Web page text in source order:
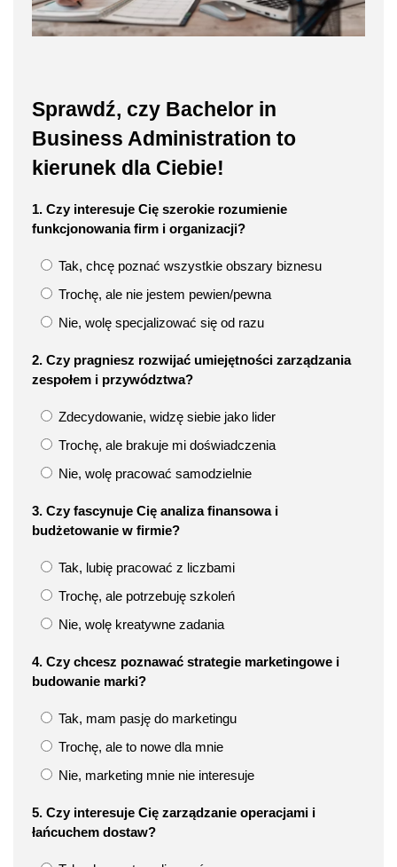
Sprawdź, czy Bachelor in
Business Administration to
kierunek dla Ciebie!
1. Czy interesuje Cię szerokie rozumienie
funkcjonowania firm i organizacji?
Tak, chcę poznać wszystkie obszary biznesu
Trochę, ale nie jestem pewien/pewna
Nie, wolę specjalizować się od razu
2. Czy pragniesz rozwijać umiejętności zarządzania
zespołem i przywództwa?
Zdecydowanie, widzę siebie jako lider
Trochę, ale brakuje mi doświadczenia
Nie, wolę pracować samodzielnie
3. Czy fascynuje Cię analiza finansowa i
budżetowanie w firmie?
Tak, lubię pracować z liczbami
Trochę, ale potrzebuję szkoleń
Nie, wolę kreatywne zadania
4. Czy chcesz poznawać strategie marketingowe i
budowanie marki?
Tak, mam pasję do marketingu
Trochę, ale to nowe dla mnie
Nie, marketing mnie nie interesuje
5. Czy interesuje Cię zarządzanie operacjami i
łańcuchem dostaw?